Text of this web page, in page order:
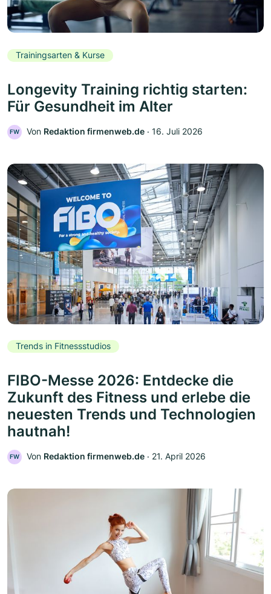
Trainingsarten & Kurse
Longevity Training richtig starten:
Für Gesundheit im Alter
FW Von Redaktion firmenweb.de ‧ 16. Juli 2026
Trends in Fitnessstudios
FIBO-Messe 2026: Entdecke die
Zukunft des Fitness und erlebe die
neuesten Trends und Technologien
hautnah!
FW Von Redaktion firmenweb.de ‧ 21. April 2026